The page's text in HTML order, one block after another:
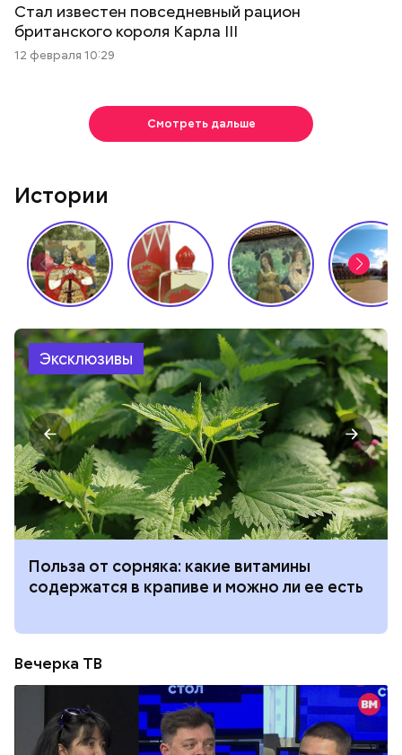
Стал известен повседневный рацион
британского короля Карла III
12 февраля 10:29
Смотреть дальше
Истории
Эксклюзивы
Польза от сорняка: какие витамины
содержатся в крапиве и можно ли ее есть
Вечерка ТВ